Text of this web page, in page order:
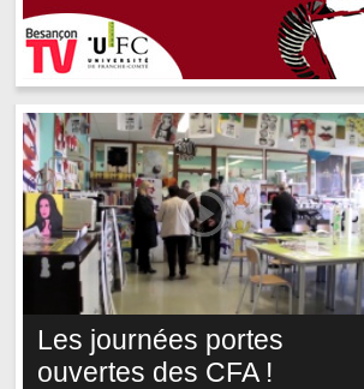
Les journées portes
ouvertes des CFA !